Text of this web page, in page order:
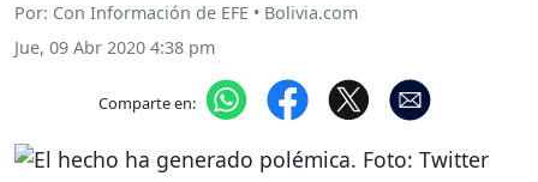
Por: Con Información de EFE • Bolivia.com
Jue, 09 Abr 2020 4:38 pm
Comparte en: